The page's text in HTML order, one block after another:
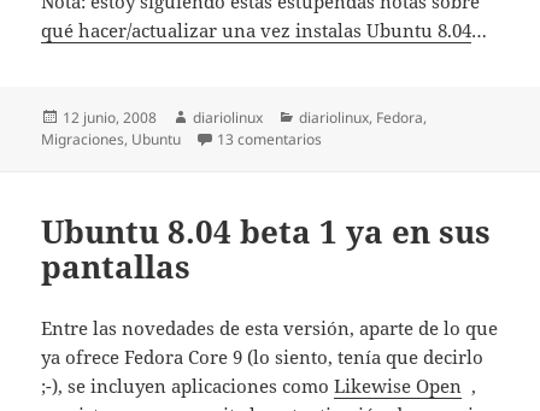
qué hacer/actualizar una vez instalas Ubuntu 8.04…
Publicado
el
12 junio, 2008 Autor
diariolinux Categorías
diariolinux, Fedora,
Migraciones, Ubuntu 13 comentarios
Ubuntu 8.04 beta 1 ya en sus
pantallas
Entre las novedades de esta versión, aparte de lo que
ya ofrece Fedora Core 9 (lo siento, tenía que decirlo
;-), se incluyen aplicaciones comoLikewise Open ,